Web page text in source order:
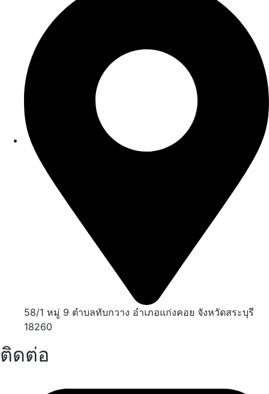
58/1 หมู่ 9 ตำบลทับกวาง อำเภอแก่งคอย จังหวัดสระบุรี
18260
ติดต่อ